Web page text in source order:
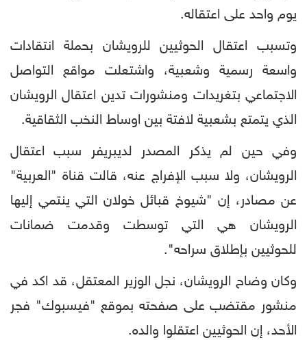
يوم واحد على اعتقاله.
وتسبب اعتقال الحوثيين للرويشان بحملة انتقادات
واسعة رسمية وشعبية، واشتعلت مواقع التواصل
الاجتماعي بتغريدات ومنشورات تدين اعتقال الرويشان
الذي يتمتع بشعبية لافتة بين اوساط النخب الثقاقية.
وفي حين لم يذكر المصدر لديبريفر سبب اعتقال
الرويشان، ولا سبب الإفراج عنه، قالت قناة "العربية"
عن مصادر، إن "شيوخ قبائل خولان التي ينتمي إليها
الرويشان هي التي توسطت وقدمت ضمانات
للحوثيين بإطلاق سراحه".
وكان وضاح الرويشان، نجل الوزير المعتقل، قد اكد في
منشور مقتضب على صفحته بموقع "فيسبوك" فجر
الأحد، إن الحوثيين اعتقلوا والده.